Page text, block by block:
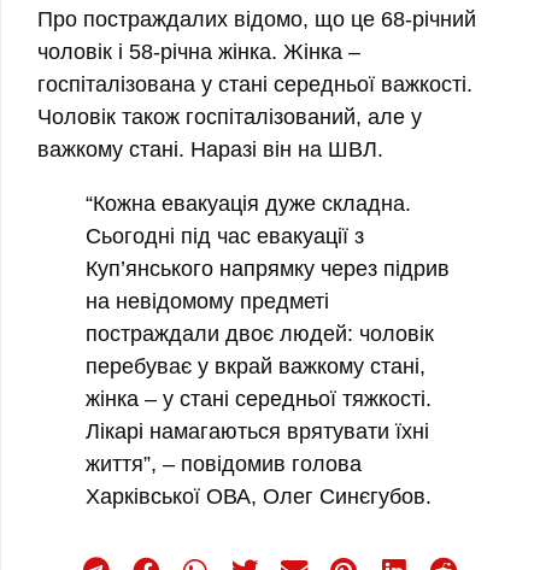
Про постраждалих відомо, що це 68-річний
чоловік і 58-річна жінка. Жінка –
госпіталізована у стані середньої важкості.
Чоловік також госпіталізований, але у
важкому стані. Наразі він на ШВЛ.
“Кожна евакуація дуже складна.
Сьогодні під час евакуації з
Куп’янського напрямку через підрив
на невідомому предметі
постраждали двоє людей: чоловік
перебуває у вкрай важкому стані,
жінка – у стані середньої тяжкості.
Лікарі намагаються врятувати їхні
життя”, – повідомив голова
Харківської ОВА, Олег Синєгубов.